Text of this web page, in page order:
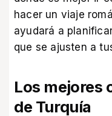
hacer un viaje
ayudará a
que se ajusten a
Los mejores
de Turquía